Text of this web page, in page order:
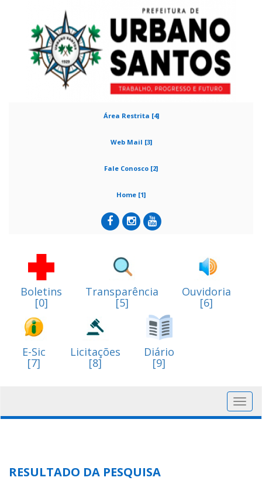
Área Restrita [4]
Web Mail [3]
Fale Conosco [2]
Home [1]
Boletins
[0]
Transparência
[5]
Ouvidoria
[6]
E-Sic
[7]
Licitações
[8]
Diário
[9]
RESULTADO DA PESQUISA